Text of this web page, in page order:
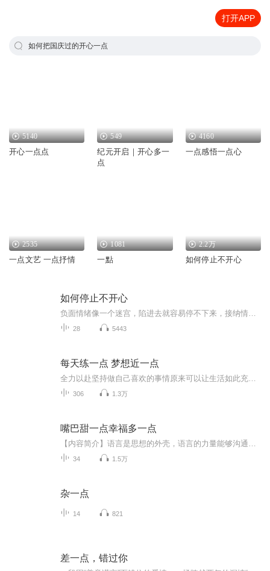
打开APP
如何把国庆过的开心一点
5140
开心一点点
549
纪元开启｜开心多一
点
4160
一点感悟一点心
2535
一点文艺 一点抒情
1081
一點
2.2万
如何停止不开心
如何停止不开心
28 5443
每天练一点 梦想近一点
306 1.3万
嘴巴甜一点幸福多一点
34 1.5万
杂一点
14 821
差一点，错过你